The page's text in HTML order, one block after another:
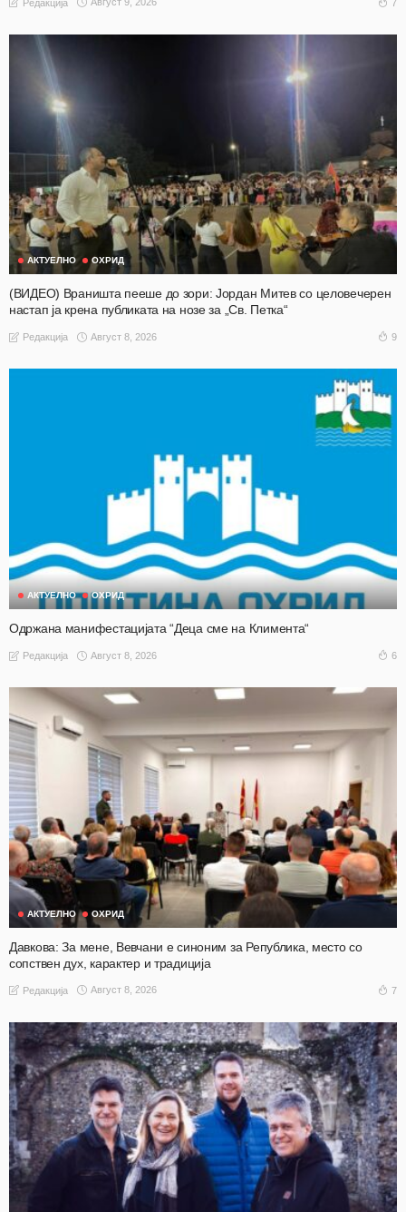
Редакција 7
АКТУЕЛНО ОХРИД
(ВИДЕО) Враништа пееше до зори: Јордан Митев со целовечерен
настап ја крена публиката на нозе за „Св. Петка“
Редакција Август 8, 2026 9
АКТУЕЛНО ОХРИД
Одржана манифестацијата “Деца сме на Климента“
Редакција Август 8, 2026 6
АКТУЕЛНО ОХРИД
Давкова: За мене, Вевчани е синоним за Република, место со
сопствен дух, карактер и традиција
Редакција Август 8, 2026 7